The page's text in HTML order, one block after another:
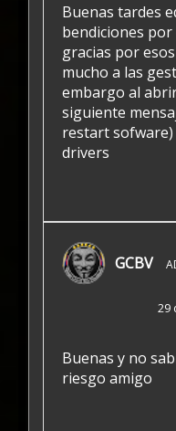
Buenas tardes
bendiciones
gracias por
mucho a las
embargo al
siguiente
restart
drivers
GCBV
29
Buenas y no
riesgo amigo